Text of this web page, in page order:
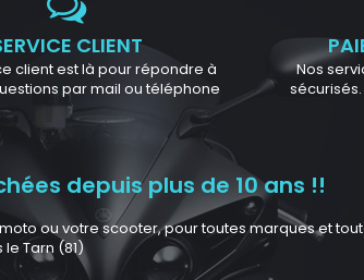
CLIENT
client est là pour répondre à
par mail ou téléphone
Nos
depuis plus de 10 ans !!
ou votre scooter, pour toutes marques et
Tarn (81)